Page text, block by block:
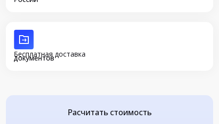
Бесплатная доставка
документов
Расчитать стоимость